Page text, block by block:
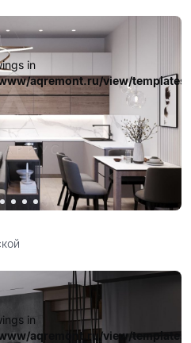
in
aqremont.ru/view/
in
aqremont.ru/view/